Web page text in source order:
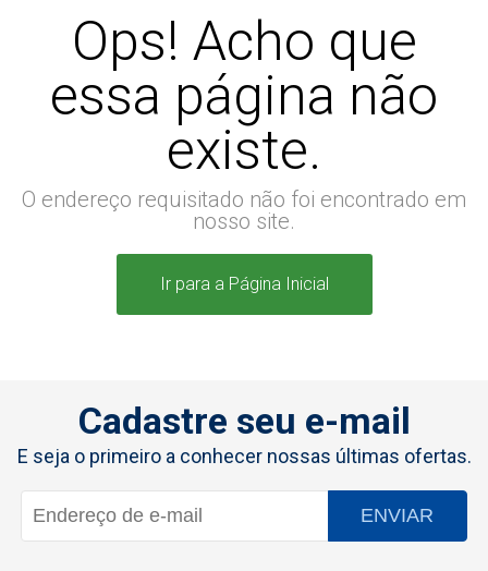
Ops! Acho que
essa página não
existe.
O endereço requisitado não foi encontrado em
nosso site.
Ir para a Página Inicial
Cadastre seu e-mail
E seja o primeiro a conhecer nossas últimas ofertas.
ENVIAR